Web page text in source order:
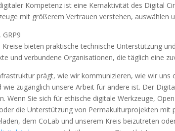
Kompetenz ist eine Kernaktivität des Digital
mit größerem Vertrauen verstehen, auswählen
Kreise bieten praktische technische Unterstützung
und verbundene Organisationen, die täglich eine
prägt, wie wir kommunizieren, wie wir
wie zugänglich unsere Arbeit für andere ist. Der
Wenn Sie sich für ethische digitale Werkzeuge,
die Unterstützung von Permakulturprojekten mit
dem CoLab und unserem Kreis beizutreten